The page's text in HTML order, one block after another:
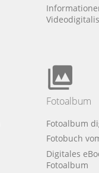
Fotoalbum
Fotoalbum
Fotobuch
Digitales
Fotoalbum